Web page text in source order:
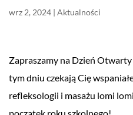
wrz 2, 2024 | Aktualności
Zapraszamy na Dzień
tym dniu czekają Cię
refleksologii i masażu lomi